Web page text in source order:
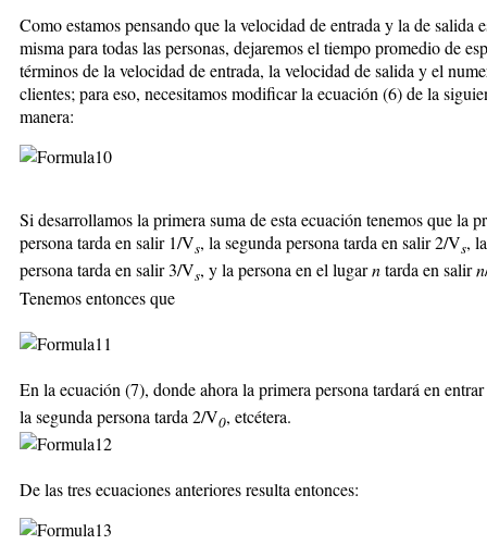
Como estamos pensando que la velocidad de entrada y la de salida
misma para todas las personas, dejaremos el tiempo promedio de
términos de la velocidad de entrada, la velocidad de salida y el
clientes; para eso, necesitamos modificar la ecuación (6) de la
manera:
Si desarrollamos la primera suma de esta ecuación tenemos que la
persona tarda en salir 1/Vs, la segunda persona tarda en salir 2/Vs,
persona tarda en salir 3/Vs, y la persona en el lugarntarda en salirn
Tenemos entonces que
En la ecuación (7), donde ahora la primera persona tardará en
la segunda persona tarda 2/V0, etcétera.
De las tres ecuaciones anteriores resulta entonces: